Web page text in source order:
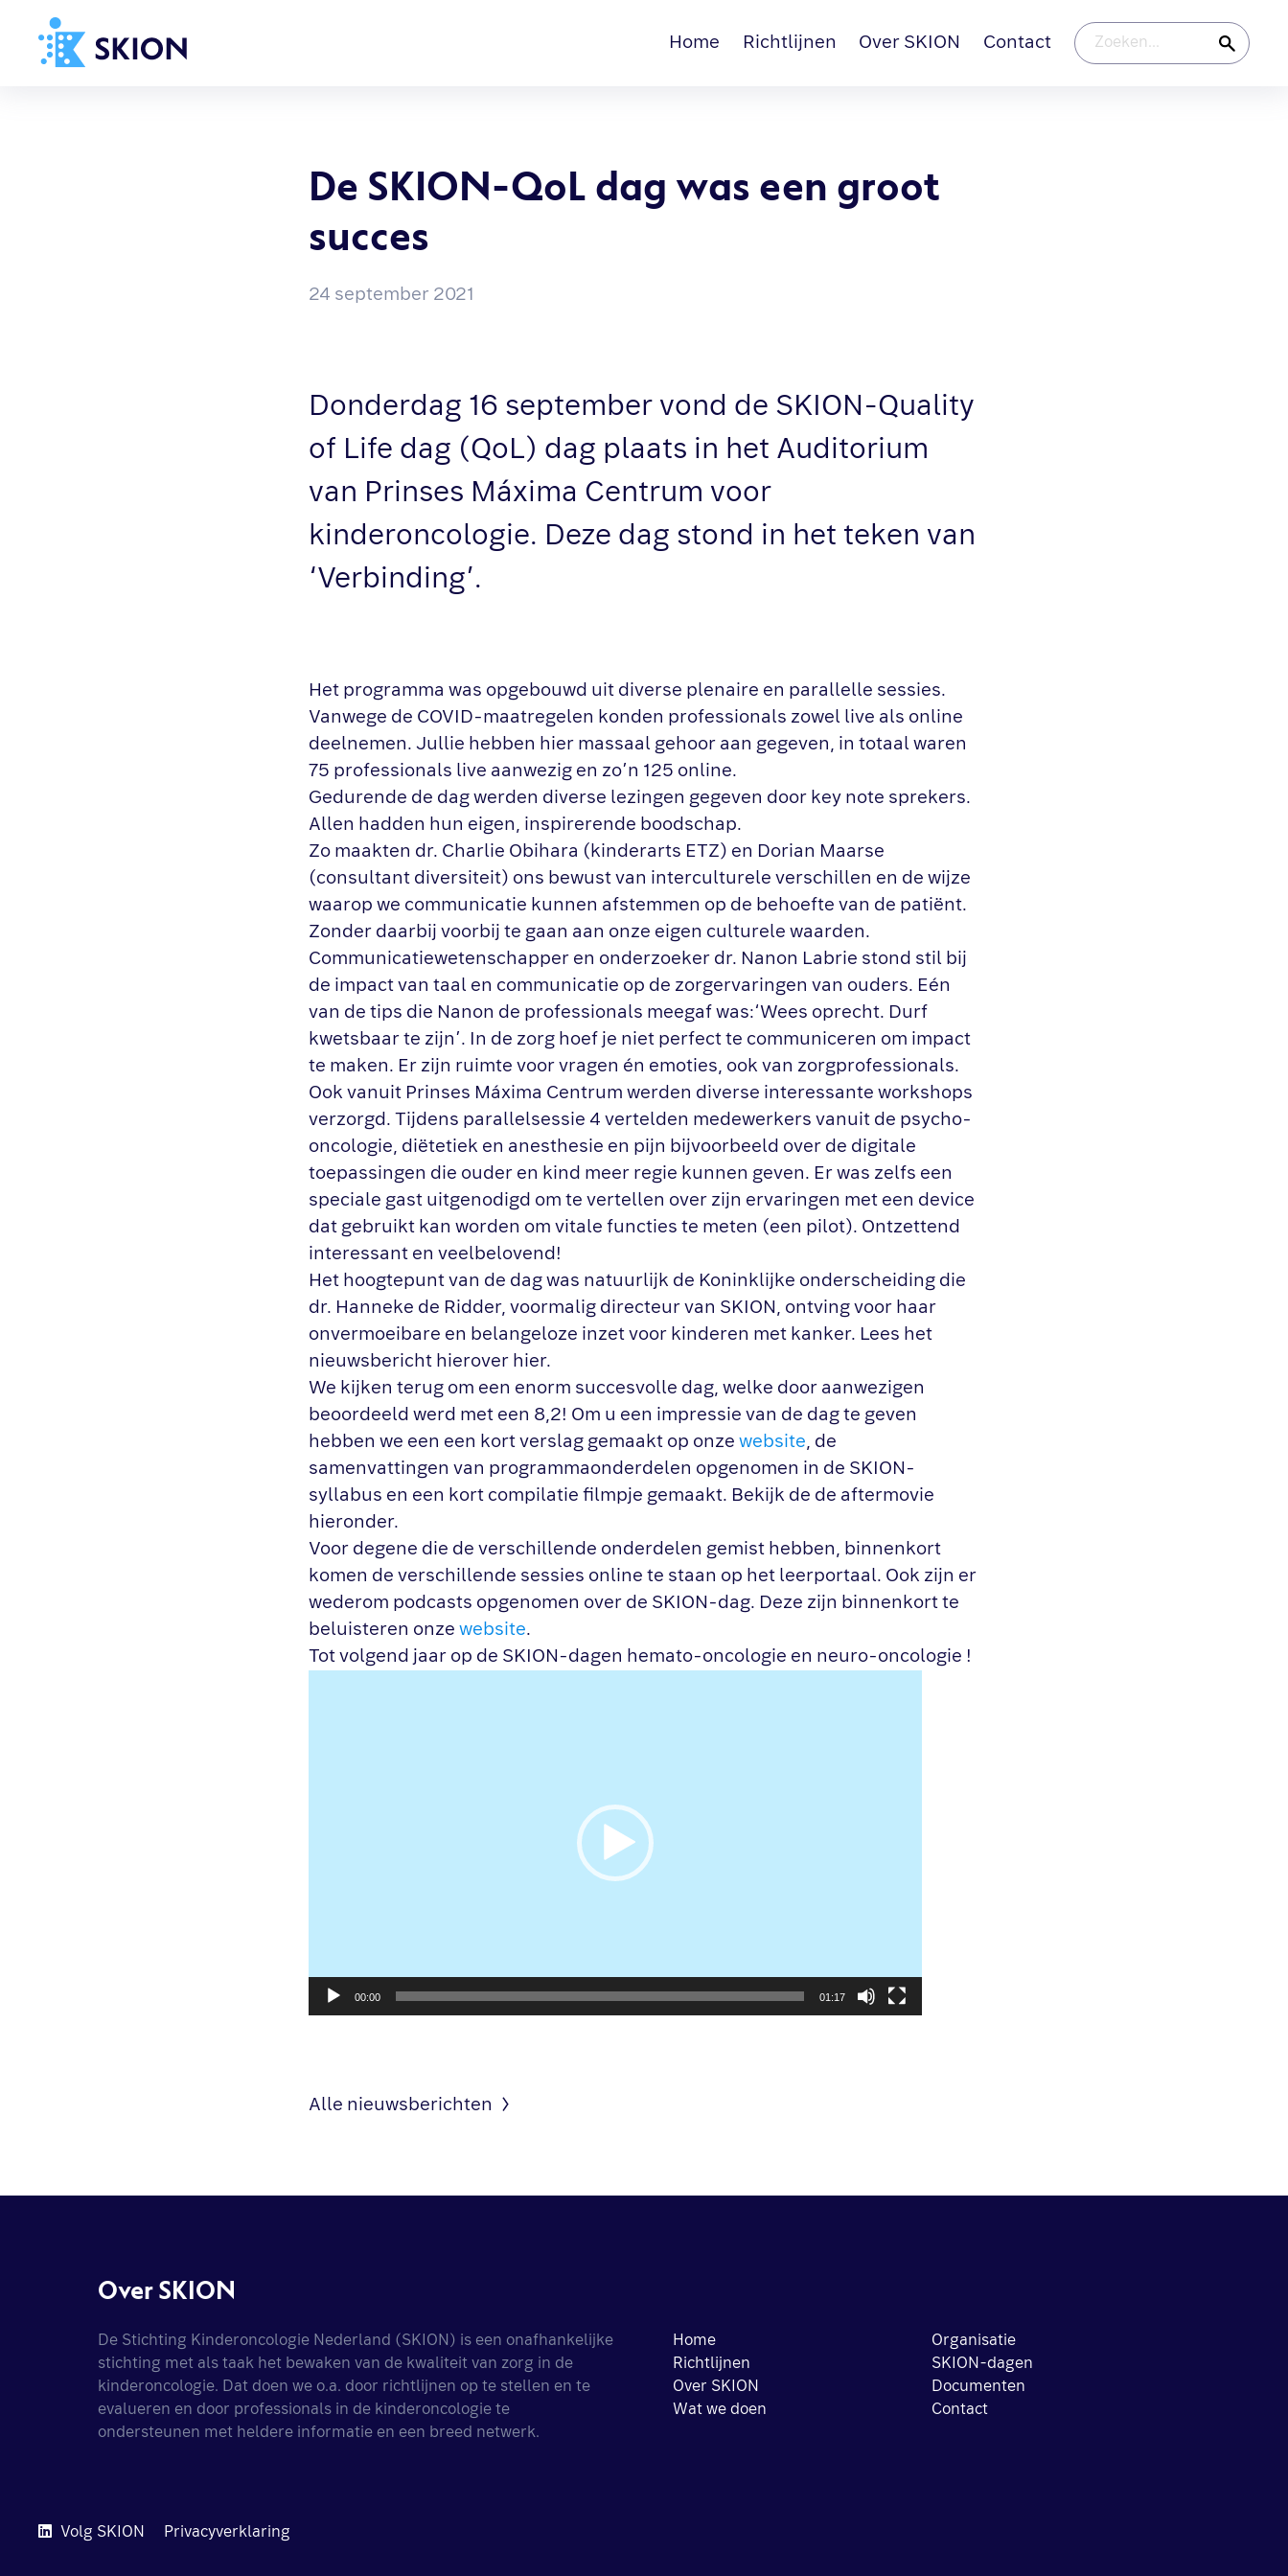
Home Richtlijnen Over SKION Contact
De SKION-QoL dag was een groot
succes
24 september 2021
Donderdag 16 september vond de SKION-Quality
of Life dag (QoL) dag plaats in het Auditorium
van Prinses Máxima Centrum voor
kinderoncologie. Deze dag stond in het teken van
‘Verbinding’.
Het programma was opgebouwd uit diverse plenaire en parallelle sessies.
Vanwege de COVID-maatregelen konden professionals zowel live als online
deelnemen. Jullie hebben hier massaal gehoor aan gegeven, in totaal waren
75 professionals live aanwezig en zo’n 125 online.
Gedurende de dag werden diverse lezingen gegeven door key note sprekers.
Allen hadden hun eigen, inspirerende boodschap.
Zo maakten dr. Charlie Obihara (kinderarts ETZ) en Dorian Maarse
(consultant diversiteit) ons bewust van interculturele verschillen en de wijze
waarop we communicatie kunnen afstemmen op de behoefte van de patiënt.
Zonder daarbij voorbij te gaan aan onze eigen culturele waarden.
Communicatiewetenschapper en onderzoeker dr. Nanon Labrie stond stil bij
de impact van taal en communicatie op de zorgervaringen van ouders. Eén
van de tips die Nanon de professionals meegaf was:‘Wees oprecht. Durf
kwetsbaar te zijn’. In de zorg hoef je niet perfect te communiceren om impact
te maken. Er zijn ruimte voor vragen én emoties, ook van zorgprofessionals.
Ook vanuit Prinses Máxima Centrum werden diverse interessante workshops
verzorgd. Tijdens parallelsessie 4 vertelden medewerkers vanuit de psycho-
oncologie, diëtetiek en anesthesie en pijn bijvoorbeeld over de digitale
toepassingen die ouder en kind meer regie kunnen geven. Er was zelfs een
speciale gast uitgenodigd om te vertellen over zijn ervaringen met een device
dat gebruikt kan worden om vitale functies te meten (een pilot). Ontzettend
interessant en veelbelovend!
Het hoogtepunt van de dag was natuurlijk de Koninklijke onderscheiding die
dr. Hanneke de Ridder, voormalig directeur van SKION, ontving voor haar
onvermoeibare en belangeloze inzet voor kinderen met kanker. Lees het
nieuwsbericht hierover hier.
We kijken terug om een enorm succesvolle dag, welke door aanwezigen
beoordeeld werd met een 8,2! Om u een impressie van de dag te geven
hebben we een een kort verslag gemaakt op onze website, de
samenvattingen van programmaonderdelen opgenomen in de SKION-
syllabus en een kort compilatie filmpje gemaakt. Bekijk de de aftermovie
hieronder.
Voor degene die de verschillende onderdelen gemist hebben, binnenkort
komen de verschillende sessies online te staan op het leerportaal. Ook zijn er
wederom podcasts opgenomen over de SKION-dag. Deze zijn binnenkort te
beluisteren onze website.
Tot volgend jaar op de SKION-dagen hemato-oncologie en neuro-oncologie !
00:00 01:17
Alle nieuwsberichten
Over SKION
De Stichting Kinderoncologie Nederland (SKION) is een onafhankelijke
stichting met als taak het bewaken van de kwaliteit van zorg in de
kinderoncologie. Dat doen we o.a. door richtlijnen op te stellen en te
evalueren en door professionals in de kinderoncologie te
ondersteunen met heldere informatie en een breed netwerk.
Home
Richtlijnen
Over SKION
Wat we doen
Organisatie
SKION-dagen
Documenten
Contact
Volg SKION Privacyverklaring